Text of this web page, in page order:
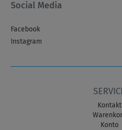
Social Media
Facebook
Instagram
Kontakt
Konto